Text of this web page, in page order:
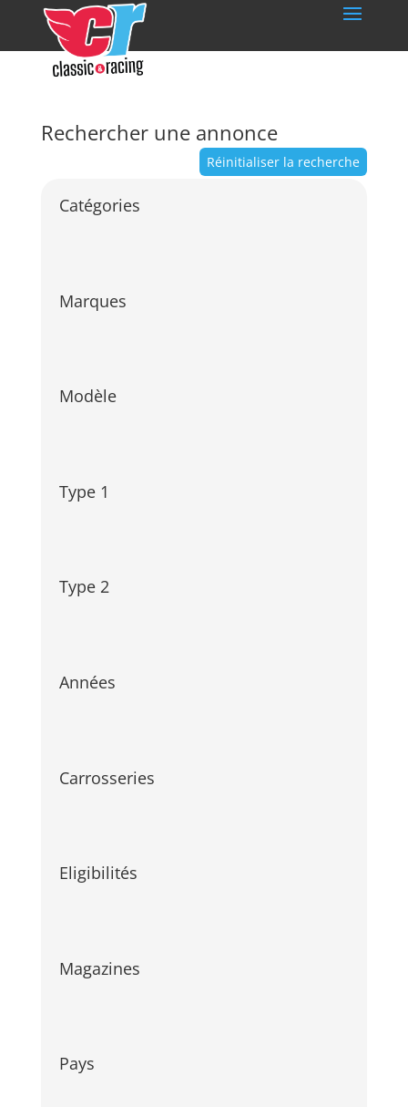
Rechercher une annonce
Réinitialiser la recherche
Catégories
Marques
Modèle
Type 1
Type 2
Années
Carrosseries
Eligibilités
Magazines
Pays